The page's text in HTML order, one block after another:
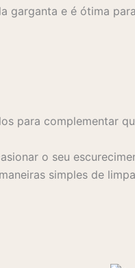
garganta e é ótima
para complementar
o seu
simples de